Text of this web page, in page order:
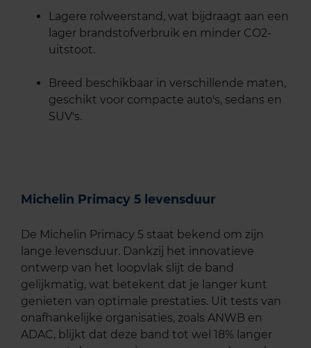
Lagere rolweerstand, wat bijdraagt aan een
lager brandstofverbruik en minder CO2-
uitstoot.
Breed beschikbaar in verschillende maten,
geschikt voor compacte auto's, sedans en
SUV's.
Michelin Primacy 5 levensduur
De Michelin Primacy 5 staat bekend om zijn
lange levensduur. Dankzij het innovatieve
ontwerp van het loopvlak slijt de band
gelijkmatig, wat betekent dat je langer kunt
genieten van optimale prestaties. Uit tests van
onafhankelijke organisaties, zoals ANWB en
ADAC, blijkt dat deze band tot wel 18% langer